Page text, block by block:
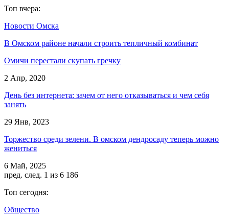
Топ вчера:
Новости Омска
В Омском районе начали строить тепличный комбинат
Омичи перестали скупать гречку
2 Апр, 2020
День без интернета: зачем от него отказываться и чем себя
занять
29 Янв, 2023
Торжество среди зелени. В омском дендросаду теперь можно
жениться
6 Май, 2025
пред. след. 1 из 6 186
Топ сегодня:
Общество